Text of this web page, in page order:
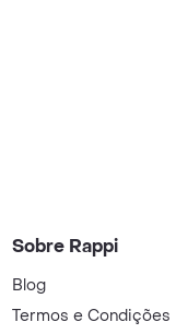
Sobre Rappi
Blog
Termos e Condições